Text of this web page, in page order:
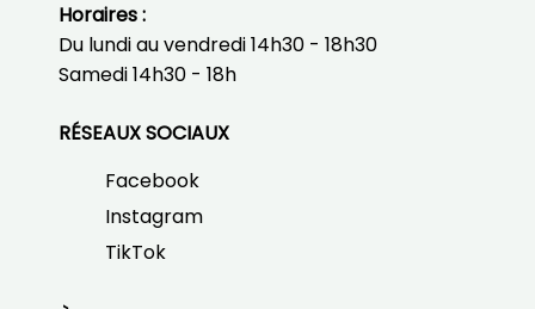
Horaires :
Du lundi au vendredi14h30 - 18h30
Samedi14h30 - 18h
RÉSEAUX SOCIAUX
Facebook
Instagram
TikTok